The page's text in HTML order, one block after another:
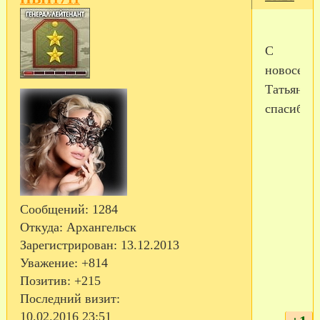
Сообщений: 1284
Откуда: Архангельск
Зарегистрирован: 13.12.2013
Уважение: +814
Позитив: +215
Последний визит:
10.02.2016 23:51
С
Татьяна,
спасибо!